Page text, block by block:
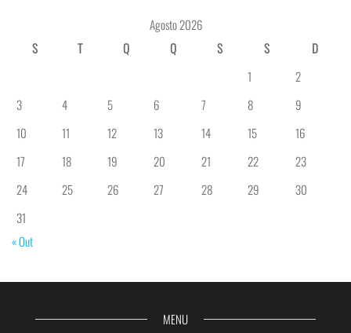
Agosto 2026
S
T Q Q S S
D
1
2
3
4 5 6 7 8
9
10
11 12 13 14 15
16
17
18 19 20 21 22
23
24
25 26 27 28 29
30
31
« Out
MENU